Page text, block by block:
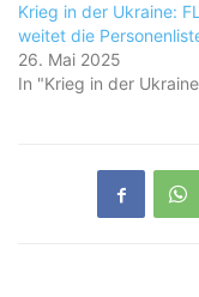
Krieg in der Ukraine: FL
weitet die
26. Mai 2025
In "Krieg in der